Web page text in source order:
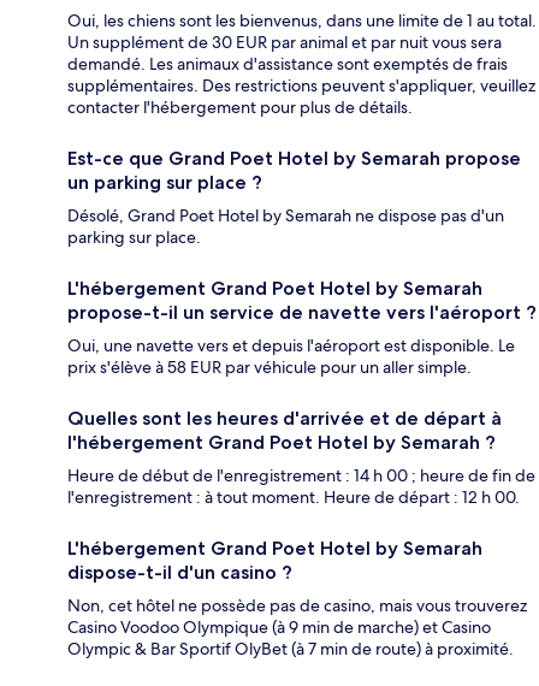
Oui, les chiens sont les bienvenus, dans une limite de 1 au total.
Un supplément de 30 EUR par animal et par nuit vous sera
demandé. Les animaux d'assistance sont exemptés de frais
supplémentaires. Des restrictions peuvent s'appliquer, veuillez
contacter l'hébergement pour plus de détails.
Est-ce que Grand Poet Hotel by Semarah propose
un parking sur place ?
Désolé, Grand Poet Hotel by Semarah ne dispose pas d'un
parking sur place.
L'hébergement Grand Poet Hotel by Semarah
propose-t-il un service de navette vers l'aéroport ?
Oui, une navette vers et depuis l'aéroport est disponible. Le
prix s'élève à 58 EUR par véhicule pour un aller simple.
Quelles sont les heures d'arrivée et de départ à
l'hébergement Grand Poet Hotel by Semarah ?
Heure de début de l'enregistrement : 14 h 00 ; heure de fin de
l'enregistrement : à tout moment. Heure de départ : 12 h 00.
L'hébergement Grand Poet Hotel by Semarah
dispose-t-il d'un casino ?
Non, cet hôtel ne possède pas de casino, mais vous trouverez
Casino Voodoo Olympique (à 9 min de marche) et Casino
Olympic & Bar Sportif OlyBet (à 7 min de route) à proximité.